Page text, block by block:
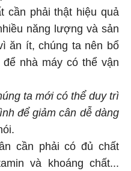
cần phải thật hiệu quả
năng lượng và sản
ăn ít, chúng ta nên bổ
nhà máy có thể vận
ta mới có thể duy trì
để giảm cân dễ dàng
cần phải có đủ chất
và khoáng chất...